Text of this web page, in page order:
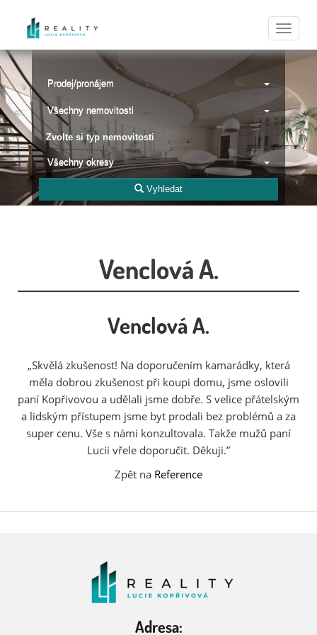
Prodej/pronájem
Všechny nemovitosti
Zvolte si typ nemovitosti
Všechny okresy
Vyhledat
Venclová A.
Venclová A.
„Skvělá zkušenost! Na doporučením kamarádky, která
měla dobrou zkušenost při koupi domu, jsme oslovili
paní Kopřivovou a udělali jsme dobře. S velice přátelským
a lidským přístupem jsme byt prodali bez problémů a za
super cenu. Vše s námi konzultovala. Takže mužů paní
Lucii vřele doporučit. Děkuji.”
Zpět na Reference
Adresa: